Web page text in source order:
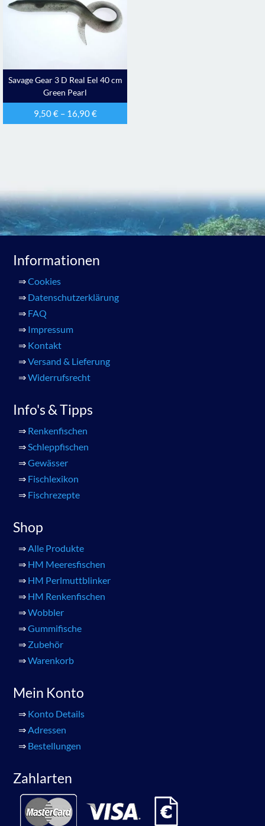
Savage Gear 3 D Real Eel 40 cm
Green Pearl
9,50€– 16,90€
Informationen
⇒Cookies
⇒ Datenschutzerklärung
⇒ FAQ
⇒ Impressum
⇒ Kontakt
⇒Versand & Lieferung
⇒Widerrufsrecht
Info's & Tipps
⇒ Renkenfischen
⇒Schleppfischen
⇒Gewässer
⇒ Fischlexikon
⇒ Fischrezepte
Shop
⇒Alle Produkte
⇒ HM Meeresfischen
⇒ HM Perlmuttblinker
⇒ HM Renkenfischen
⇒Wobbler
⇒Gummifische
⇒ Zubehör
⇒Warenkorb
Mein Konto
⇒ Konto Details
⇒Adressen
⇒ Bestellungen
Zahlarten